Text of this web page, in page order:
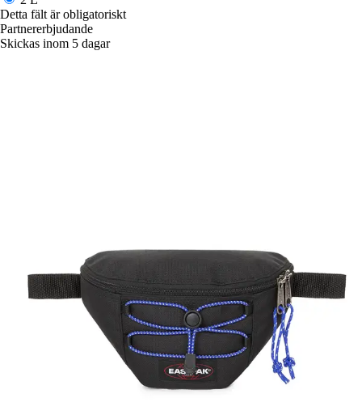
Detta fält är obligatoriskt
Partnererbjudande
Skickas inom 5 dagar